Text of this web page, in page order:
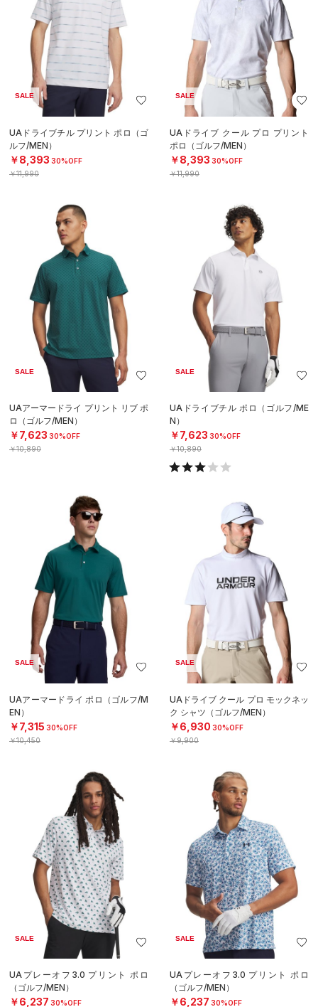
SALE
UAドライブチル プリント ポロ（ゴ
ルフ/MEN）
￥8,393 30%OFF
￥11,990
SALE
UAドライブ クール プロ プリント
ポロ（ゴルフ/MEN）
￥8,393 30%OFF
￥11,990
SALE
UAアーマードライ プリント リブ ポ
ロ（ゴルフ/MEN）
￥7,623 30%OFF
￥10,890
SALE
UAドライブチル ポロ（ゴルフ/ME
N）
￥7,623 30%OFF
￥10,890
SALE
UAアーマードライ ポロ（ゴルフ/M
EN）
￥7,315 30%OFF
￥10,450
SALE
UAドライブ クール プロ モックネッ
ク シャツ（ゴルフ/MEN）
￥6,930 30%OFF
￥9,900
SALE
UAプレーオフ3.0 プリント ポロ
（ゴルフ/MEN）
￥6,237 30%OFF
SALE
UAプレーオフ3.0 プリント ポロ
（ゴルフ/MEN）
￥6,237 30%OFF